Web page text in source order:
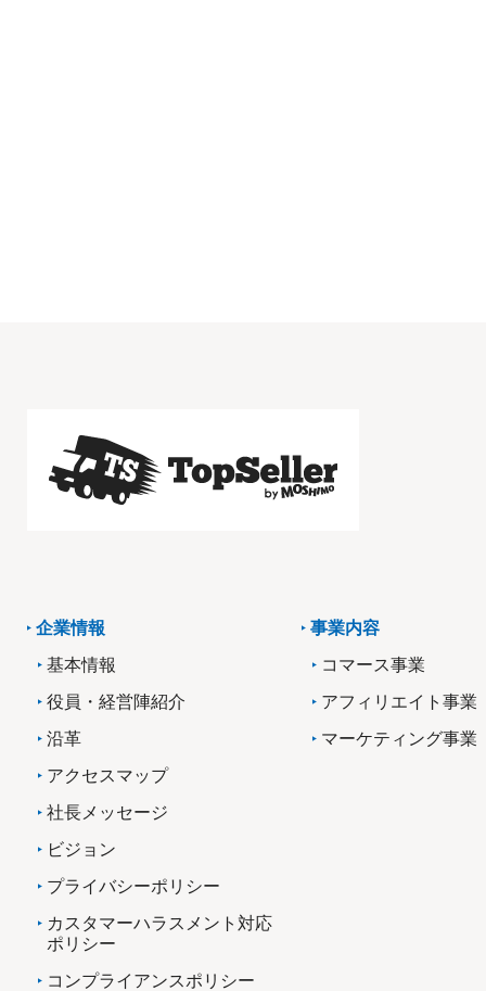
企業情報
基本情報
役員・経営陣紹介
沿革
アクセスマップ
社長メッセージ
ビジョン
プライバシーポリシー
カスタマーハラスメント対応
ポリシー
コンプライアンスポリシー
事業内容
コマース事業
アフィリエイト事業
マーケティング事業